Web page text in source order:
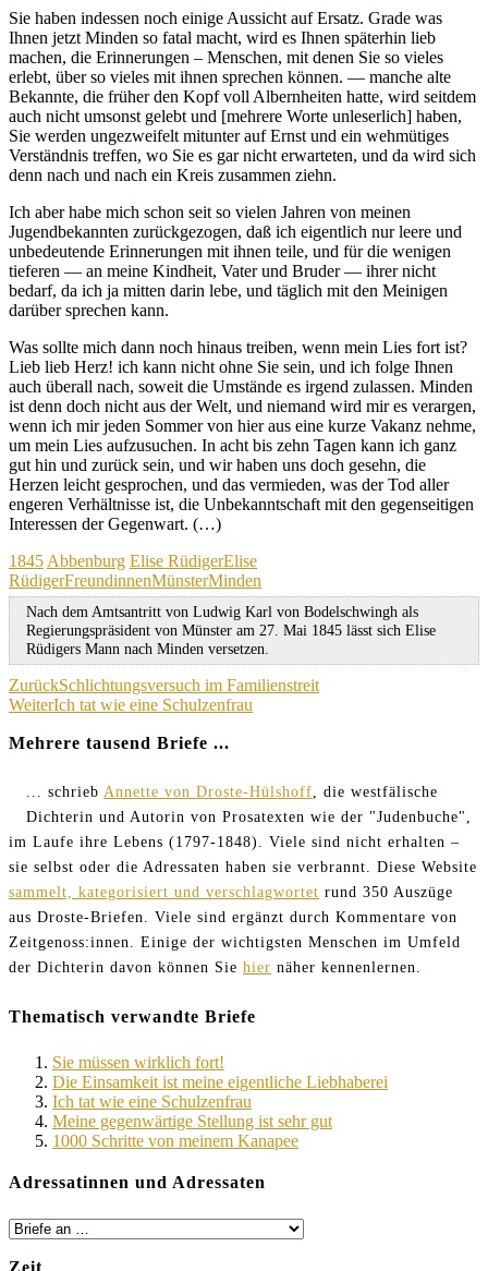
Sie haben indessen noch einige Aussicht auf Ersatz. Grade was
Ihnen jetzt Minden so fatal macht, wird es Ihnen späterhin lieb
machen, die Erinnerungen – Menschen, mit denen Sie so vieles
erlebt, über so vieles mit ihnen sprechen können. — manche alte
Bekannte, die früher den Kopf voll Albernheiten hatte, wird seitdem
auch nicht umsonst gelebt und [mehrere Worte unleserlich] haben,
Sie werden ungezweifelt mitunter auf Ernst und ein wehmütiges
Verständnis treffen, wo Sie es gar nicht erwarteten, und da wird sich
denn nach und nach ein Kreis zusammen ziehn.
Ich aber habe mich schon seit so vielen Jahren von meinen
Jugendbekannten zurückgezogen, daß ich eigentlich nur leere und
unbedeutende Erinnerungen mit ihnen teile, und für die wenigen
tieferen — an meine Kindheit, Vater und Bruder — ihrer nicht
bedarf, da ich ja mitten darin lebe, und täglich mit den Meinigen
darüber sprechen kann.
Was sollte mich dann noch hinaus treiben, wenn mein Lies fort ist?
Lieb lieb Herz! ich kann nicht ohne Sie sein, und ich folge Ihnen
auch überall nach, soweit die Umstände es irgend zulassen. Minden
ist denn doch nicht aus der Welt, und niemand wird mir es verargen,
wenn ich mir jeden Sommer von hier aus eine kurze Vakanz nehme,
um mein Lies aufzusuchen. In acht bis zehn Tagen kann ich ganz
gut hin und zurück sein, und wir haben uns doch gesehn, die
Herzen leicht gesprochen, und das vermieden, was der Tod aller
engeren Verhältnisse ist, die Unbekanntschaft mit den gegenseitigen
Interessen der Gegenwart. (…)
Kategorien
1845 Abbenburg Elise RüdigerSchagwörter
Elise
RüdigerFreundinnenMünsterMinden
Nach dem Amtsantritt von Ludwig Karl von Bodelschwingh als
Regierungspräsident von Münster am 27. Mai 1845 lässt sich Elise
Rüdigers Mann nach Minden versetzen.
Beitragsnavigation
ZurückSchlichtungsversuch im Familienstreit
WeiterIch tat wie eine Schulzenfrau
Mehrere tausend Briefe ...
... schrieb Annette von Droste-Hülshoff , die westfälische
Dichterin und Autorin von Prosatexten wie der "Judenbuche",
im Laufe ihre Lebens (1797-1848). Viele sind nicht erhalten –
sie selbst oder die Adressaten haben sie verbrannt. Diese Website
sammelt, kategorisiert und verschlagwortet rund 350 Auszüge
aus Droste-Briefen. Viele sind ergänzt durch Kommentare von
Zeitgenoss:innen. Einige der wichtigsten Menschen im Umfeld
der Dichterin davon können Sie hier näher kennenlernen.
Thematisch verwandte Briefe
Sie müssen wirklich fort!
Die Einsamkeit ist meine eigentliche Liebhaberei
Ich tat wie eine Schulzenfrau
Meine gegenwärtige Stellung ist sehr gut
1000 Schritte von meinem Kanapee
Adressatinnen und Adressaten